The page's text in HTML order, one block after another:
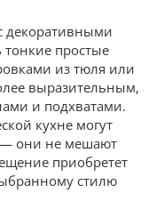
декоративными
простые
из тюля или
выразительным,
и подхватами.
кухне могут
— они не мешают
приобретет
стилю